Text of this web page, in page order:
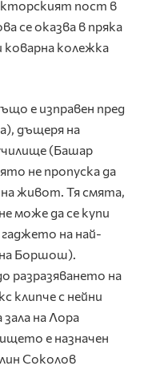
пост в
се оказва в пряка
коварна колежка
е изправен пред
дъщеря на
(Башар
не пропуска да
на живот. Тя смята,
може да се купи
гаджето на най-
Боршош).
разразяването на
клипче с нейни
на Лора
е назначен
Соколов